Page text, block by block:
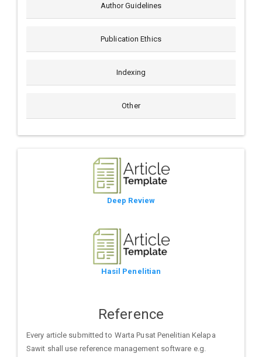
Author Guidelines
Publication Ethics
Indexing
Other
Deep Review
Hasil Penelitian
Reference
Every article submitted to Warta Pusat Penelitian Kelapa
Sawit shall use reference management software e.g.